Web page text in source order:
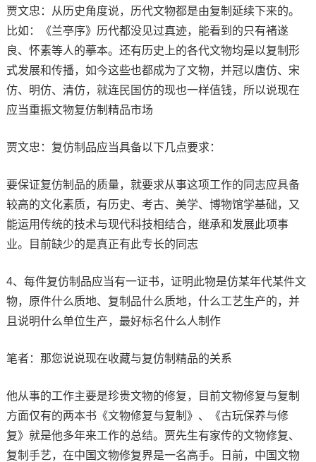
贾文忠：从历史角度说，历代文物都是由复制延续下来的。
比如：《兰亭序》历代都没见过真迹，能看到的只有褚遂
良、怀素等人的摹本。还有历史上的各代文物均是以复制形
式发展和传播，如今这些也都成为了文物，并冠以唐仿、宋
仿、明仿、清仿，就连民国仿的现也一样值钱，所以说现在
应当重振文物复仿制精品市场
贾文忠：复仿制品应当具备以下几点要求：
要保证复仿制品的质量，就要求从事这项工作的同志应具备
较高的文化素质，有历史、考古、美学、博物馆学基础，又
能运用传统的技术与现代科技相结合，继承和发展此项事
业。目前缺少的是真正有此专长的同志
4、每件复仿制品应当有一证书，证明此物是仿某年代某件文
物，原件什么质地、复制品什么质地，什么工艺生产的，并
且说明什么单位生产，最好标名什么人制作
笔者：那您说说现在收藏与复仿制精品的关系
他从事的工作主要是珍贵文物的修复，目前文物修复与复制
方面仅有的两本书《文物修复与复制》、《古玩保养与修
复》就是他多年来工作的总结。贾先生有家传的文物修复、
复制手艺，在中国文物修复界是一名高手。日前，中国文物